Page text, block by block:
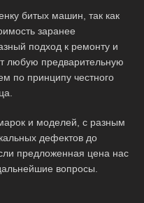
битых машин, так как
заранее
подход к ремонту и
любую предварительную
по принципу честного
и моделей, с разным
дефектов до
предложенная цена нас
вопросы.